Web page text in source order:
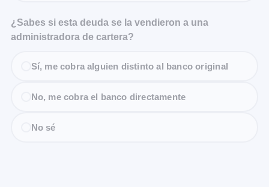
¿Sabes si esta deuda se la vendieron a una
administradora de cartera?
Sí, me cobra alguien distinto al banco original
No, me cobra el banco directamente
No sé